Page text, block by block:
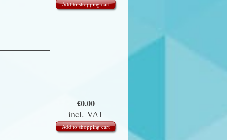
Add to shopping cart
£0.00
incl. VAT
Add to shopping cart